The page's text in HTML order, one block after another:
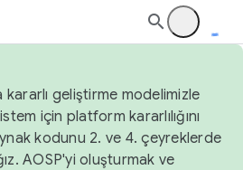
geliştirme modelimizle
için platform kararlılığını
kodunu 2. ve 4. çeyreklerde
AOSP'yi oluşturmak ve